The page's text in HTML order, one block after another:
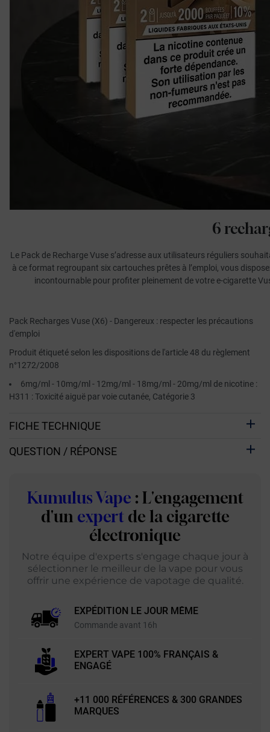
6
Le Pack de Recharge Vuse s’adresse aux utilisateurs réguliers
à ce format regroupant six cartouches prêtes à l’emploi, vous
incontournable pour profiter pleinement de votre e-cigarette
Pack Recharges Vuse (X6) - Dangereux : respecter les précautions
d'emploi
Produit étiqueté selon les dispositions de l'article 48 du règlement
n°1272/2008
6mg/ml - 10mg/ml - 12mg/ml - 18mg/ml - 20mg/ml de nicotine :
H311 : Toxicité aiguë par voie cutanée, Catégorie 3
FICHE TECHNIQUE
QUESTION / RÉPONSE
Kumulus Vape : L'engagement
d'un expert de la cigarette
électronique
Notre équipe d'experts s'engage chaque jour à
sélectionner le meilleur de la vape pour vous
offrir une expérience de vapotage de qualité.
EXPÉDITION LE JOUR MÊME
Commande avant 16h
EXPERT VAPE 100% FRANÇAIS &
ENGAGÉ
+11 000 RÉFÉRENCES & 300 GRANDES
MARQUES